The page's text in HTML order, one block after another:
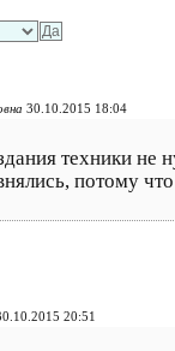
30.10.2015 18:04
техники
потому
20:51